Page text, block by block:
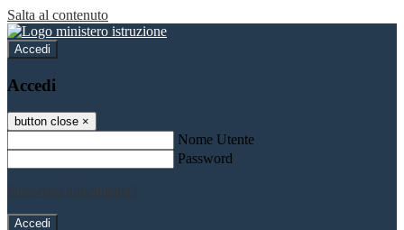
Salta al contenuto
Accedi
Accedi
button close ×
Nome Utente
Password
Password dimenticata?